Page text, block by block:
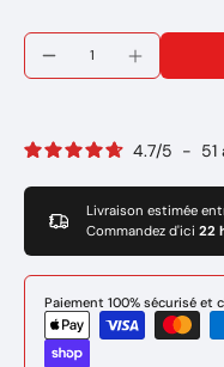
1x Torche déconnectable
1x Kit accessoire pour
(buse no-gaz + tube
1x Porte électrode MMA
1x Tuyau de gaz 1m avec
1x Notice d'utilisation
Marque : GYS
Réference: 032255
Garantie de 2 ans
4.7/5 - 51
Livraison estimée
Commandez d'ici 22
Paiement 100% sécurisé et